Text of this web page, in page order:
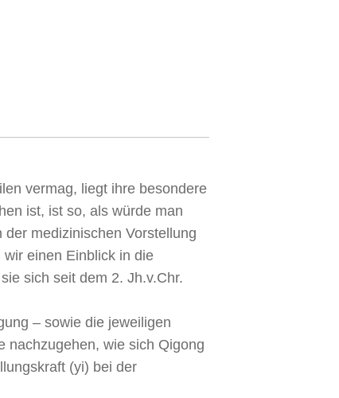
vermag, liegt ihre besondere
ist, ist so, als würde man
medizinischen Vorstellung
einen Einblick in die
sich seit dem 2. Jh.v.Chr.
– sowie die jeweiligen
nachzugehen, wie sich Qigong
(yi) bei der